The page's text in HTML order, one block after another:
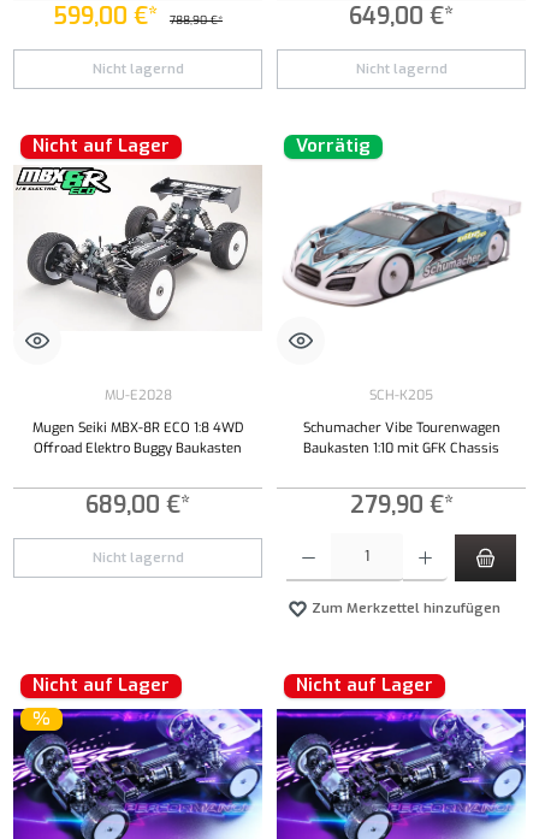
599,00 €* 788,90 €*
Nicht lagernd
649,00 €*
Nicht lagernd
Nicht auf Lager
MU-E2028
Mugen Seiki MBX-8R ECO 1:8 4WD
Offroad Elektro Buggy Baukasten
689,00 €*
Nicht lagernd
Vorrätig
SCH-K205
Schumacher Vibe Tourenwagen
Baukasten 1:10 mit GFK Chassis
279,90 €*
Zum Merkzettel hinzufügen
Nicht auf Lager
%
Nicht auf Lager